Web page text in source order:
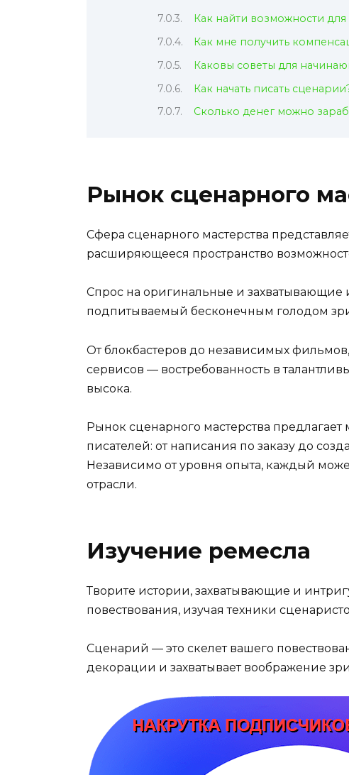
Как найти возможности
Как мне получить
Каковы советы для
Как начать писать
Сколько денег можно
Рынок сценарного
Сфера сценарного мастерства
расширяющееся пространство
Спрос на оригинальные и захватывающие
подпитываемый бесконечным голодом
От блокбастеров до независимых
сервисов — востребованность в
высока.
Рынок сценарного мастерства
писателей: от написания по заказу до
Независимо от уровня опыта, каждый
отрасли.
Изучение ремесла
Творите истории, захватывающие и
повествования, изучая техники
Сценарий — это скелет вашего
декорации и захватывает воображение